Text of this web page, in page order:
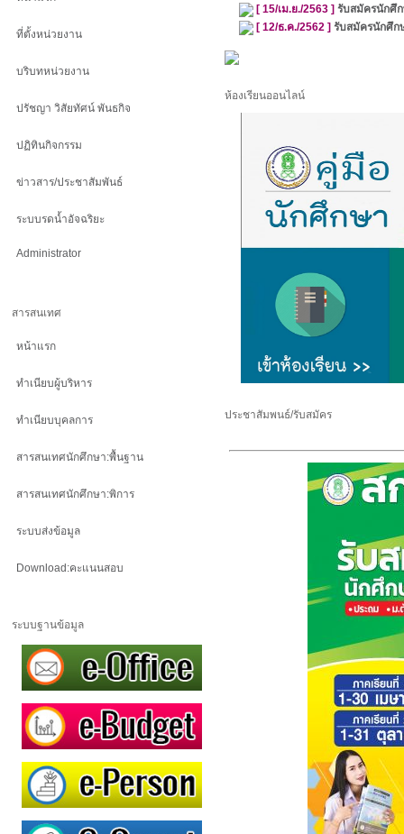
ที่ตั้งหน่วยงาน
บริบทหน่วยงาน
ปรัชญา วิสัยทัศน์ พันธกิจ
ปฏิทินกิจกรรม
ข่าวสาร/ประชาสัมพันธ์
ระบบรดน้ำอัจฉริยะ
Administrator
สารสนเทศ
หน้าแรก
ทำเนียบผู้บริหาร
ทำเนียบบุคลการ
สารสนเทศนักศึกษา:พื้นฐาน
สารสนเทศนักศึกษา:พิการ
ระบบส่งข้อมูล
Download:คะแนนสอบ
ระบบฐานข้อมูล
[ 15/เม.ย./2563 ] รับสมัครนักศึ
[ 12/ธ.ค./2562 ] รับสมัครนักศึก
ห้องเรียนออนไลน์
ประชาสัมพนธ์/รับสมัคร